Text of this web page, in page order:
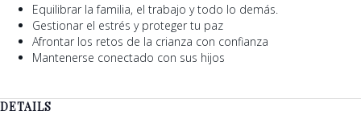
Equilibrar la familia, el trabajo y todo lo demás.
Gestionar el estrés y proteger tu paz
Afrontar los retos de la crianza con confianza
Mantenerse conectado con sus hijos
DETAILS